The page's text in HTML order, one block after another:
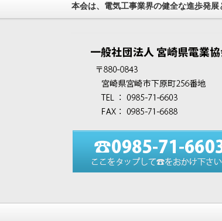
本会は、電気工事業界の健全な進歩発展